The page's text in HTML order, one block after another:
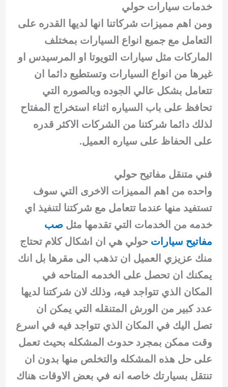
خدمات سيارات حولي
ومن اهم مميزات شركاتنا انها لديها القدره على
التعامل مع جميع انواع السيارات بمختلف
الماركات مثل سيارات التويوتا او المرسيدس او
غيرها من انواع السيارات وتستطيع دائما ان
تتعامل بشكل عالي الجوده وبالصوره التي
تحافظ على باب السياره اثناء استخراج المفتاح
لذلك دائما شركتنا من الشركات الاكثر قدره
على الحفاظ على سياره العميل.
فني متنقل مفاتيح حولي
واحده من اهم المميزات الاخرى التي سوف
تستفيد منها عندما تتعامل مع شركتنا لتنفيذ اي
خدمه من الخدمات التي تقدمها مثل صب
مفاتيح سيارات حولي هي ان اشكال كلام تحتاج
منك عزيزي العميل ان تذهب الى مقرها بل انك
يمكنك ان تحصل على الخدمه المتاحه في
المكان الذي تتواجد فيه، وذلك لان شركتنا لديها
عدد كبير من الورش المتنقله التي يمكن ان
تصل اليك في المكان الذي تتواجد فيه في اسرع
وقت ممكن بمجرد حدوث المشكله بحيث تعمل
على حل هذه المشكله والتخلص منها بدون ان
تنتقل بسيارتك خاصه انه في بعض الاوقات هناك